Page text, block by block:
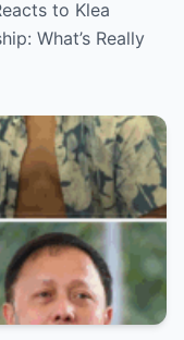
to Klea
What’s Really